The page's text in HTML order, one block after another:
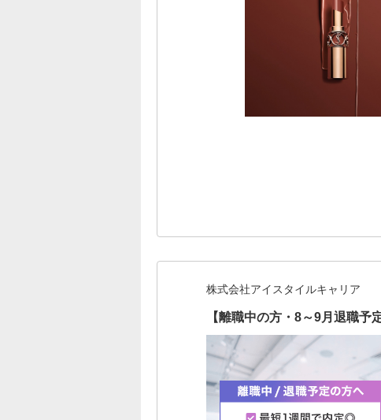
株式会社アイスタイルキャリア
【離職中の方・8～9月退職